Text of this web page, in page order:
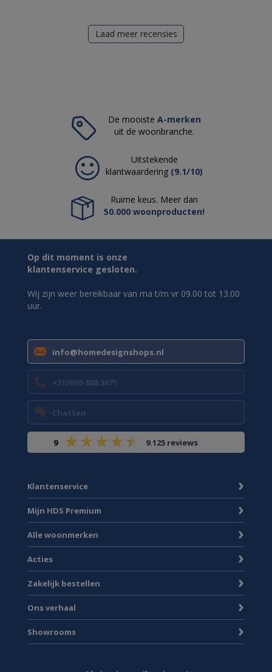
Laad meer recensies
De mooiste A-merken
uit de woonbranche.
Uitstekende
klantwaardering (9.1/10)
Ruime keus. Meer dan
50.000 woonproducten!
Op dit moment is onze
klantenservice gesloten.
Wij zijn weer bereikbaar van ma t/m vr 09.00 tot 13.00
uur.
info@homedesignshops.nl
+31(0)85 888 3671
Chatten
9 9.125 reviews
Klantenservice
Mijn HDS Premium
Alle woonmerken
Acties
Zakelijk bestellen
Ons verhaal
Showrooms